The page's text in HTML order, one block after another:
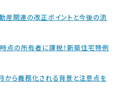
関連の改正ポイントと今後の流
点の所有者に課税！新築住宅特例
から義務化される背景と注意点を